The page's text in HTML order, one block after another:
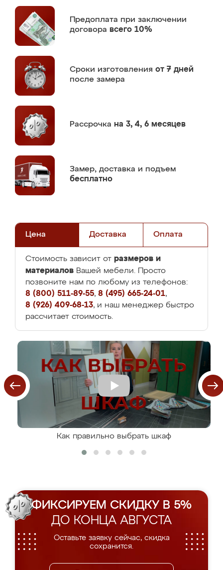
Предоплата при заключении
договора всего 10%
Сроки изготовления от 7 дней
после замера
Рассрочка на 3, 4, 6 месяцев
Замер, доставка и подъем
бесплатно
Цена Доставка Оплата
Стоимость зависит от размеров и
материалов Вашей мебели. Просто
позвоните нам по любому из телефонов:
8 (800) 511-89-55, 8 (495) 665-24-01,
8 (926) 409-68-13, и наш менеджер быстро
рассчитает стоимость.
Как правильно выбрать шкаф
ФИКСИРУЕМ СКИДКУ В 5%
ДО КОНЦА АВГУСТА
Оставьте заявку сейчас, скидка
сохранится.